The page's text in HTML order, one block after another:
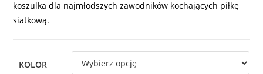
koszulka dla najmłodszych zawodników kochających piłkę
siatkową.
KOLOR